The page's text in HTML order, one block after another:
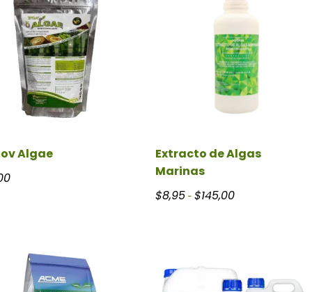
$72,00
Algae
Extracto de Algas
Marinas
$8,95- $145,00Rango de precios: